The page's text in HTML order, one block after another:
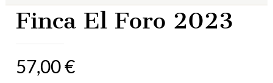
Finca El Foro 2023
57,00€